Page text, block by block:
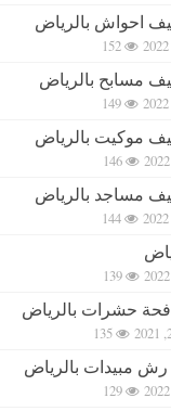
احواش بالرياض
152
مسابح بالرياض
149
موكيت بالرياض
146
مساجد بالرياض
144
139
حشرات بالرياض
135
مبيدات بالرياض
129